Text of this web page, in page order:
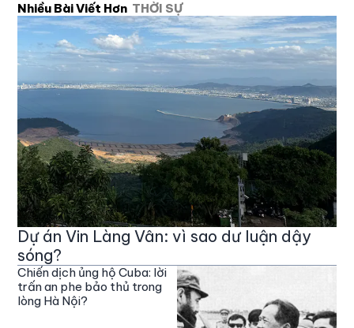
Nhiều Bài Viết Hơn THỜI SỰ
Dự án Vin Làng Vân: vì sao dư luận dậy
sóng?
Chiến dịch ủng hộ Cuba: lời
trấn an phe bảo thủ trong
lòng Hà Nội?